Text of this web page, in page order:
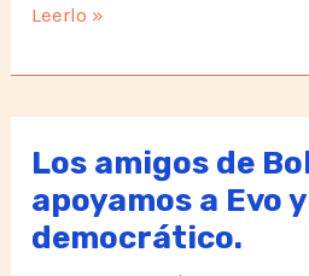
Un
de
cocina
para
«Vida»
Leerlo »
Los amigos de
apoyamos a Evo
democrático.